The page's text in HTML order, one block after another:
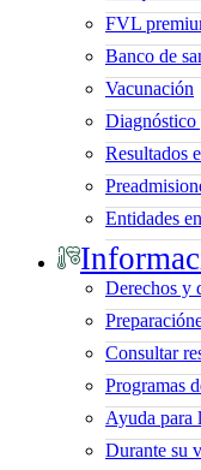
FVL
Banco de
Vacunación
Resultados
Entidades
Derechos y
Consultar
Programas
Ayuda para
Durante su